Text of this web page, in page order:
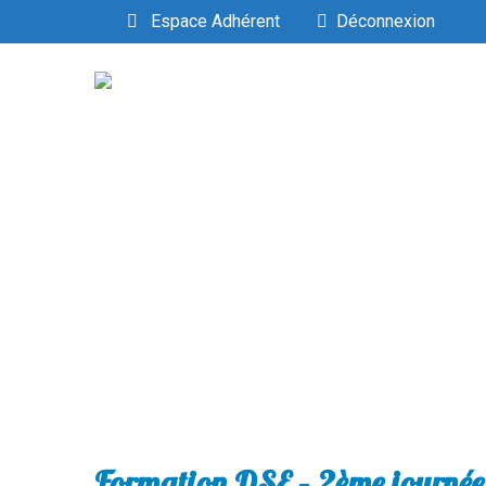
Espace Adhérent Déconnexion